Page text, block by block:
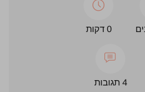
0 דקות
4 תגובות